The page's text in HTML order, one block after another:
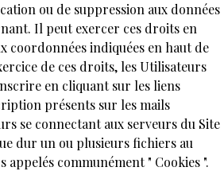
ou de suppression aux données
Il peut exercer ces droits en
coordonnées indiquées en haut de
de ces droits, les Utilisateurs
en cliquant sur les liens
présents sur les mails
se connectant aux serveurs du Site
dur un ou plusieurs fichiers au
communément " Cookies ".